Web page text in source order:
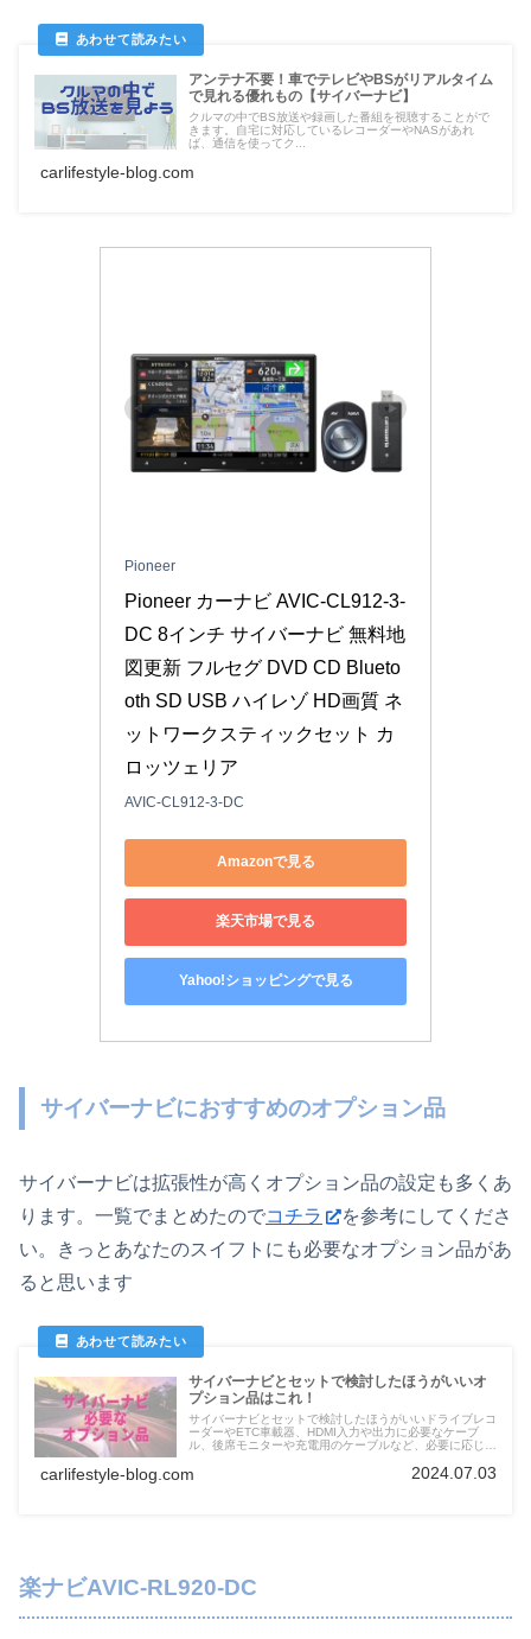
アンテナ不要！車でテレビやBSがリアルタイム
で見れる優れもの【サイバーナビ】
クルマの中でBS放送や録画した番組を視聴することがで
きます。自宅に対応しているレコーダーやNASがあれ
ば、通信を使ってク...
carlifestyle-blog.com
Pioneer
Pioneer カーナビ AVIC-CL912-3-
DC 8インチ サイバーナビ 無料地
図更新 フルセグ DVD CD Blueto
oth SD USB ハイレゾ HD画質 ネ
ットワークスティックセット カ
ロッツェリア
AVIC-CL912-3-DC
Amazonで見る
楽天市場で見る
Yahoo!ショッピングで見る
サイバーナビにおすすめのオプション品
サイバーナビは拡張性が高くオプション品の設定も多くあ
ります。一覧でまとめたのでコチラ
を参考にしてくださ
い。きっとあなたのスイフトにも必要なオプション品があ
ると思います
サイバーナビとセットで検討したほうがいいオ
プション品はこれ！
サイバーナビとセットで検討したほうがいいドライブレコ
ーダーやETC車載器、HDMI入力や出力に必要なケーブ
ル、後席モニターや充電用のケーブルなど、必要に応じた
carlifestyle-blog.com 2024.07.03
楽ナビAVIC-RL920-DC